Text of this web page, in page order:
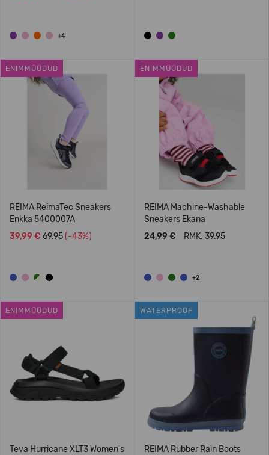
+4
ENIMMÜÜDUD
REIMA ReimaTec Sneakers
Enkka 5400007A
39,99 € 69.95 (-43%)
ENIMMÜÜDUD
REIMA Machine-Washable
Sneakers Ekana
24,99 €
RMK: 39.95
+2
ENIMMÜÜDUD
Teva Hurricane XLT3 Women's
WATERPROOF
REIMA Rubber Rain Boots